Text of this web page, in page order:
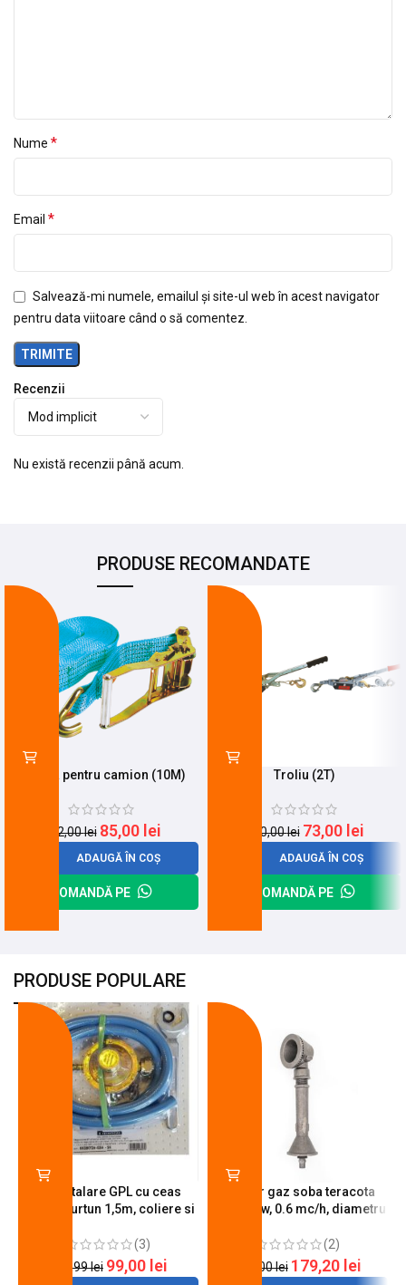
Recenzii
Nu există recenzii până acum.
Nume *
Email *
Salvează-mi numele, emailul și site-ul web în acest navigator
pentru data viitoare când o să comentez.
PRODUSE RECOMANDATE
Chinga pentru camion (10M)
112,00lei 85,00 lei
ADAUGĂ ÎN COȘ
COMANDĂ PE
Troliu (2T)
100,00lei 73,00 lei
ADAUGĂ ÎN COȘ
COMANDĂ PE
PRODUSE POPULARE
Kit instalare GPL cu ceas
butelie, furtun 1,5m, coliere si
(3)
120,99lei 99,00 lei
Arzator gaz soba teracota
A600, 6 kw, 0.6 mc/h, diametru
(2)
200,00lei 179,20 lei